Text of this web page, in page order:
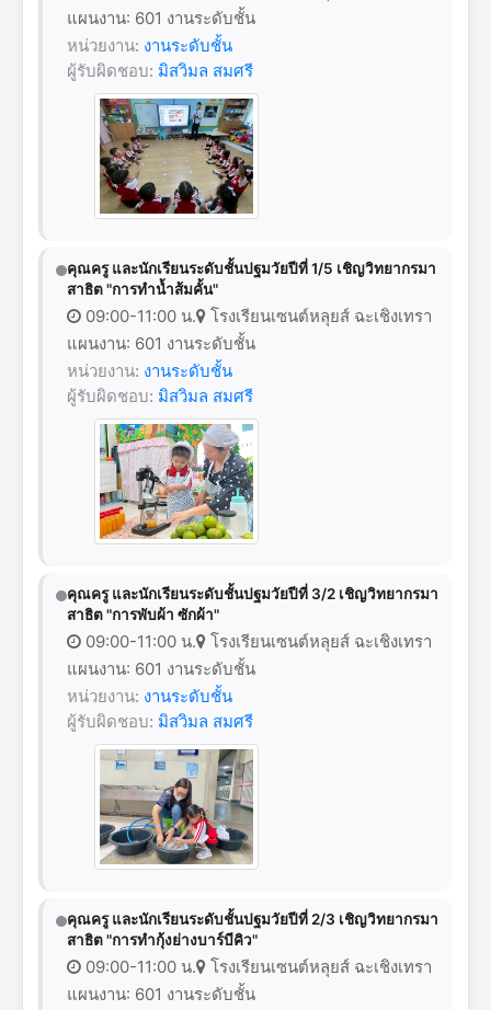
แผนงาน: 601 งานระดับชั้น
หน่วยงาน: งานระดับชั้น
ผู้รับผิดชอบ: มิสวิมล สมศรี
คุณครู และนักเรียนระดับชั้นปฐมวัยปีที่ 1/5 เชิญวิทยากรมา
สาธิต "การทำน้ำส้มคั้น"
09:00-11:00 น.
โรงเรียนเซนต์หลุยส์ ฉะเชิงเทรา
แผนงาน: 601 งานระดับชั้น
หน่วยงาน: งานระดับชั้น
ผู้รับผิดชอบ: มิสวิมล สมศรี
คุณครู และนักเรียนระดับชั้นปฐมวัยปีที่ 3/2 เชิญวิทยากรมา
สาธิต "การพับผ้า ซักผ้า"
09:00-11:00 น.
โรงเรียนเซนต์หลุยส์ ฉะเชิงเทรา
แผนงาน: 601 งานระดับชั้น
หน่วยงาน: งานระดับชั้น
ผู้รับผิดชอบ: มิสวิมล สมศรี
คุณครู และนักเรียนระดับชั้นปฐมวัยปีที่ 2/3 เชิญวิทยากรมา
สาธิต "การทำกุ้งย่างบาร์บีคิว"
09:00-11:00 น.
โรงเรียนเซนต์หลุยส์ ฉะเชิงเทรา
แผนงาน: 601 งานระดับชั้น